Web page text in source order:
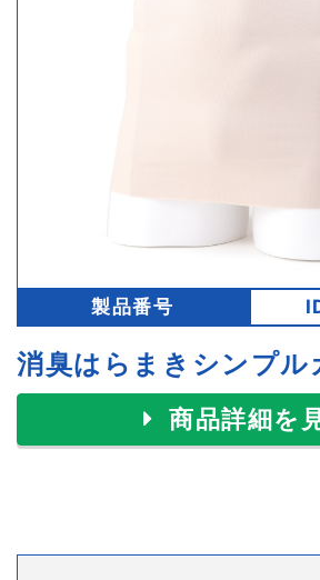
製品番号
消臭はらまきシンプル
商品詳細を